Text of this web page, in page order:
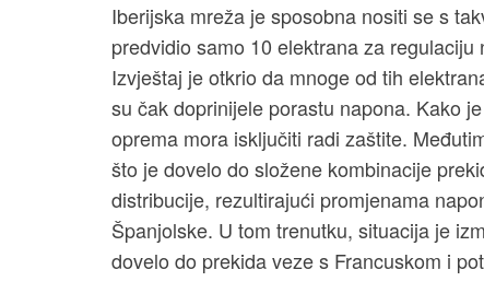
Iberijska mreža je sposobna nositi se s
predvidio samo 10 elektrana za
Izvještaj je otkrio da mnoge od tih
su čak doprinijele porastu napona. Kako
oprema mora isključiti radi zaštite.
što je dovelo do složene kombinacije
distribucije, rezultirajući promjenama
Španjolske. U tom trenutku, situacija je
dovelo do prekida veze s Francuskom i